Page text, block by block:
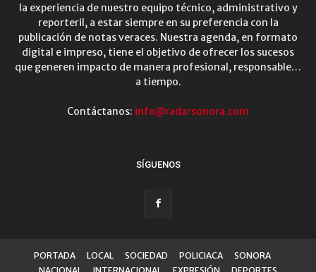
la experiencia de nuestro equipo técnico, administrativo y
reporteril, a estar siempre en su preferencia con la
publicación de notas veraces. Nuestra agenda, en formato
digital e impreso, tiene el objetivo de ofrecer los sucesos
que generen impacto de manera profesional, responsable…
a tiempo.
Contáctanos: info@radarsonora.com
SÍGUENOS
PORTADA LOCAL SOCIEDAD POLICIACA
SONORA